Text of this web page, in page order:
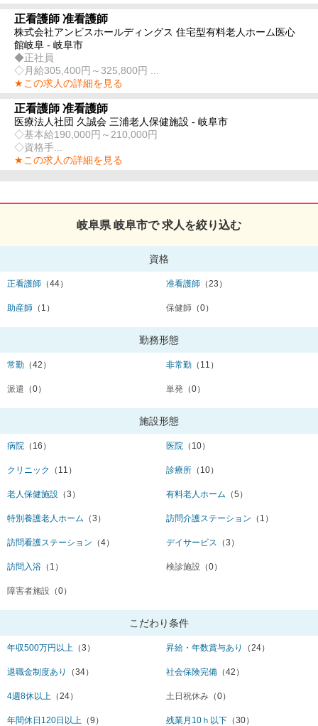
正看護師 准看護師
株式会社アンビスホールディングス 住宅型有料老人ホーム医心
館岐阜 - 岐阜市
◆正社員
◇月給305,400円～325,800円 ...
★この求人の詳細を見る
正看護師 准看護師
医療法人社団 久誠会 三浦老人保健施設 - 岐阜市
◇基本給190,000円～210,000円
◇資格手...
★この求人の詳細を見る
岐阜県 岐阜市で 求人を絞り込む
資格
正看護師 （44） 准看護師 （23）
助産師 （1） 保健師 （0）
勤務形態
常勤 （42） 非常勤 （11）
派遣 （0） 単発 （0）
施設形態
病院 （16） 医院 （10）
クリニック （11） 診療所 （10）
老人保健施設 （3） 有料老人ホーム （5）
特別養護老人ホーム （3） 訪問介護ステーション （1）
訪問看護ステーション （4） デイサービス （3）
訪問入浴 （1） 検診施設 （0）
障害者施設 （0）
こだわり条件
年収500万円以上 （3） 昇給・年数賞与あり （24）
退職金制度あり （34） 社会保険完備 （42）
4週8休以上 （24） 土日祝休み （0）
年間休日120日以上 （9） 残業月10ｈ以下 （30）